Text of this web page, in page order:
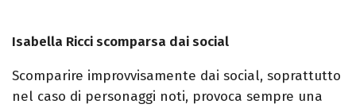
Isabella Ricci scomparsa dai social
Scomparire improvvisamente dai social, soprattutto
nel caso di personaggi noti, provoca sempre una